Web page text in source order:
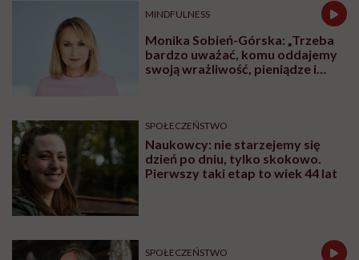
MINDFULNESS
Monika Sobień-Górska: „Trzeba
bardzo uważać, komu oddajemy
swoją wrażliwość, pieniądze i
SPOŁECZEŃSTWO
Naukowcy: nie starzejemy się
dzień po dniu, tylko skokowo.
Pierwszy taki etap to wiek 44 lat
SPOŁECZEŃSTWO